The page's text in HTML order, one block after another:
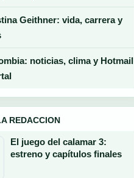
Geithner: vida, carrera y
noticias, clima y Hotmail
REDACCION
El juego del calamar 3:
estreno y capítulos finales